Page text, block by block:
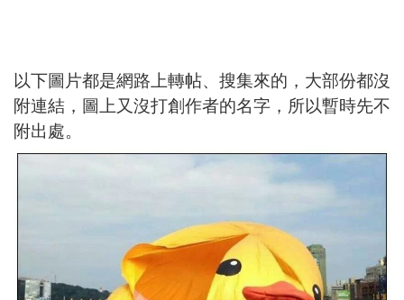
以下圖片都是網路上轉帖、搜集來的，大部份都沒
附連結，圖上又沒打創作者的名字，所以暫時先不
附出處。